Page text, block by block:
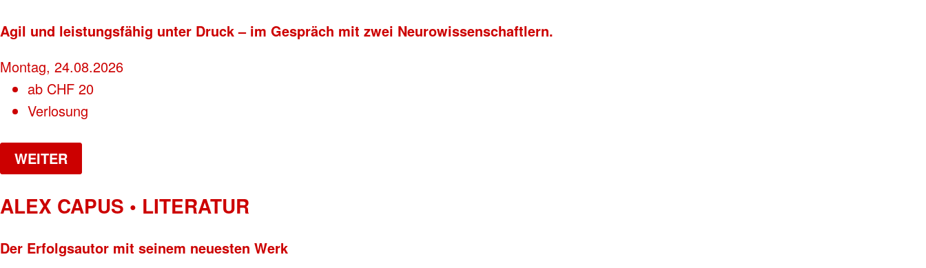
Agil und leistungsfähig unter Druck – im Gespräch mit zwei Neurowissenschaftlern.
Montag, 24.08.2026
ab CHF 20
Verlosung
WEITER
ALEX CAPUS • LITERATUR
Der Erfolgsautor mit seinem neuesten Werk